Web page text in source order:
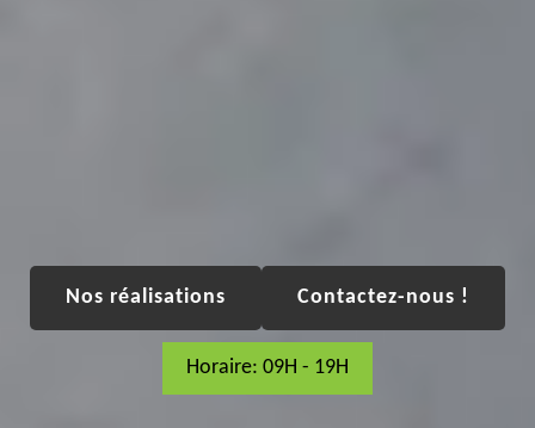
Nos réalisations Contactez-nous !
Horaire: 09H - 19H